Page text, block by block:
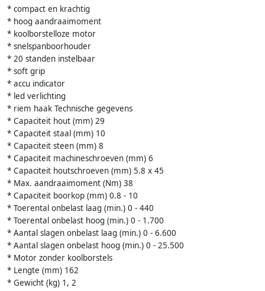
* compact en krachtig
* hoog aandraaimoment
* koolborstelloze motor
* snelspanboorhouder
* 20 standen instelbaar
* soft grip
* accu indicator
* led verlichting
* riem haak Technische gegevens
* Capaciteit hout (mm) 29
* Capaciteit staal (mm) 10
* Capaciteit steen (mm) 8
* Capaciteit machineschroeven (mm) 6
* Capaciteit houtschroeven (mm) 5.8 x 45
* Max. aandraaimoment (Nm) 38
* Capaciteit boorkop (mm) 0.8 - 10
* Toerental onbelast laag (min.) 0 - 440
* Toerental onbelast hoog (min.) 0 - 1.700
* Aantal slagen onbelast laag (min.) 0 - 6.600
* Aantal slagen onbelast hoog (min.) 0 - 25.500
* Motor zonder koolborstels
* Lengte (mm) 162
* Gewicht (kg) 1, 2